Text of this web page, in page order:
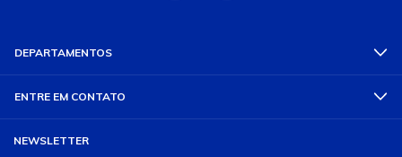
DEPARTAMENTOS
ENTRE EM CONTATO
NEWSLETTER